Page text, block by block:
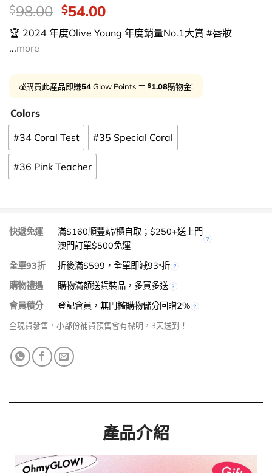
價
錢：
$98.00 Original
price
was:
$54.00Current
price
is:
🏆 2024 年度Olive Young 年度銷量No.1大賞 #唇妝
...more
💰購買此產品即賺54Glow Points ＝ $1.08購物金!
Colors
#34 Coral Test #35 Special Coral
#36 Pink Teacher
快遞免運
滿$160順豐站/櫃自取；$250+送上門
澳門訂單$500免運
全單93折
折後滿$599，全單即減93*折
購物禮遇
購物滿額送貨裝品，多買多送
會員積分
登記會員，無門檻購物儲分回贈2%
全現貨發售，小部份補貨預售會有標明，3天送到！
產品介紹